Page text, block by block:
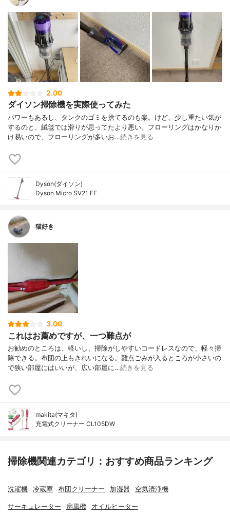
2.00
ダイソン掃除機を実際使ってみた
パワーもあるし、タンクのゴミを捨てるのも楽。けど、少し重たい気が
するのと、絨毯では滑りが思ってたより悪い。フローリングはかなりか
け易いので、フローリングが多いお…続きを見る
Dyson(ダイソン)
Dyson Micro SV21 FF
猫好き
3.00
これはお薦めですが、一つ難点が
お勧めのところは、軽いし、掃除がしやすいコードレスなので、軽々掃
除できる。布団の上もきれいになる。難点ごみが入るところが小さいの
で狭い部屋にはいいが、広い部屋に…続きを見る
makita(マキタ)
充電式クリーナー CL105DW
掃除機関連カテゴリ：おすすめ商品ランキング
洗濯機 冷蔵庫 布団クリーナー 加湿器 空気清浄機
サーキュレーター 扇風機 オイルヒーター